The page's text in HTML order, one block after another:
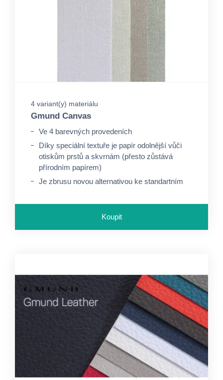
4 variant(y) materiálu
Gmund Canvas
Ve 4 barevných provedeních
Díky speciální textuře je papír odolnější vůči
otiskům prstů a skvrnám (přesto zůstává
přírodním papírem)
Je zbrusu novou alternativou ke standartním
Koupit